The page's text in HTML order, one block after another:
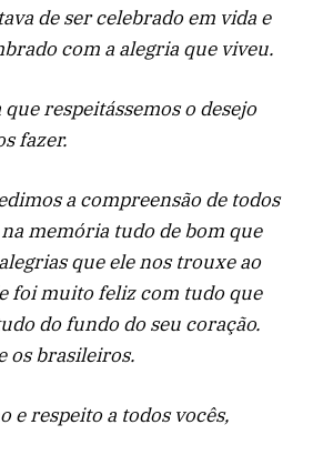
de ser celebrado em vida e
com a alegria que viveu.
respeitássemos o desejo
fazer.
a compreensão de todos
memória tudo de bom que
que ele nos trouxe ao
foi muito feliz com tudo que
do fundo do seu coração.
os brasileiros.
e respeito a todos vocês,